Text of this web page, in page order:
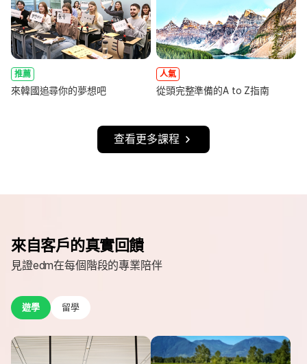
推薦
來韓國追尋你的夢想吧
人氣
從頭完整準備的A to Z指南
查看更多課程
來自客戶的真實回饋
見證edm在每個階段的專業陪伴
遊學 留學